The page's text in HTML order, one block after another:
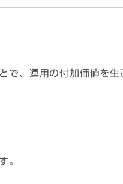
で、運用の付加価値を生
。